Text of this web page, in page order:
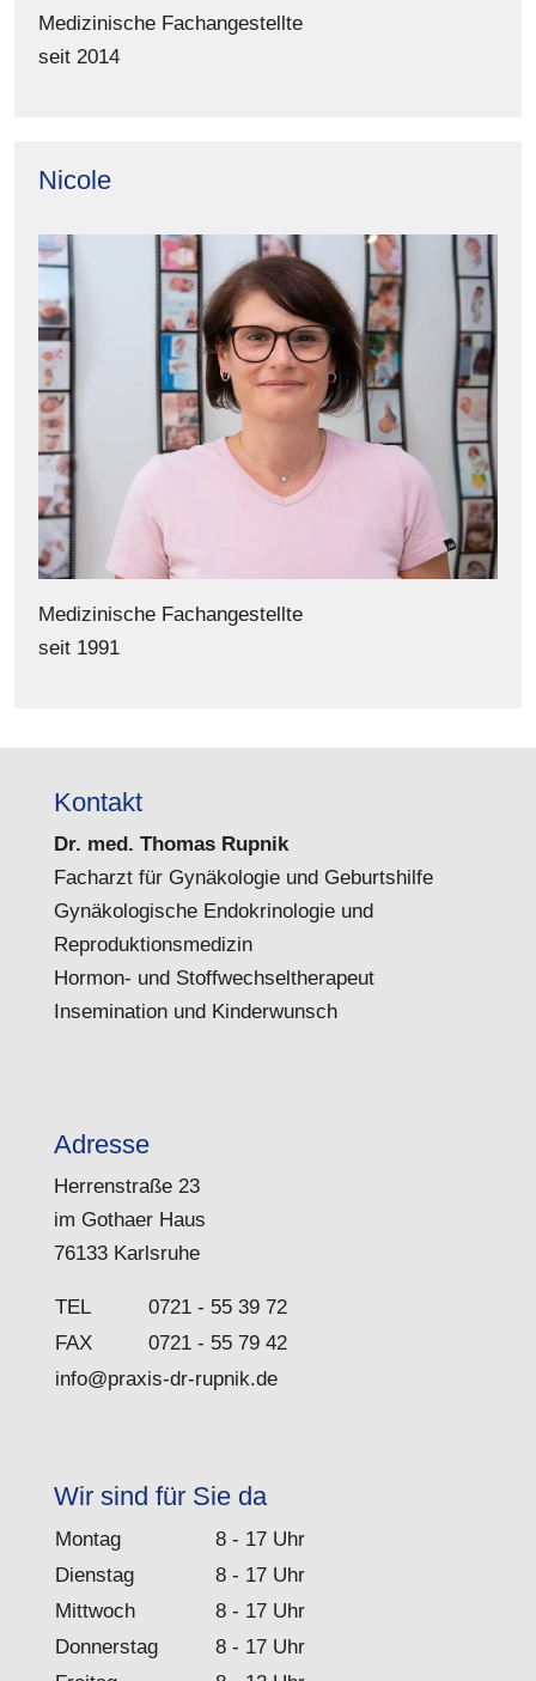
Medizinische Fachangestellte
seit 2014
Nicole
Medizinische Fachangestellte
seit 1991
Kontakt
Dr. med. Thomas Rupnik
Facharzt für Gynäkologie und Geburtshilfe
Gynäkologische Endokrinologie und
Reproduktionsmedizin
Hormon- und Stoffwechseltherapeut
Insemination und Kinderwunsch
Adresse
Herrenstraße 23
im Gothaer Haus
76133 Karlsruhe
TEL
0721 - 55 39 72
FAX
0721 - 55 79 42
info@praxis-dr-rupnik.de
Wir sind für Sie da
Montag
8 - 17 Uhr
Dienstag
8 - 17 Uhr
Mittwoch
8 - 17 Uhr
Donnerstag
8 - 17 Uhr